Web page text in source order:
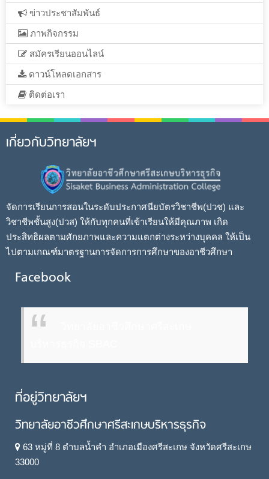
ข่าวประชาสัมพันธ์
ภาพกิจกรรม
สมัครเรียนออนไลน์
ดาวน์โหลดเอกสาร
ติดต่อเรา
เกี่ยวกับวิทยาลัยฯ
จัดการเรียนการสอนในระดับประกาศนียบัตรวิชาชีพ(ปวช) และ
วิชาชีพชั้นสูง(ปวส) ให้กับทุกคนที่เข้าเรียนให้มีคุณภาพ เกิด
ประสิทธิผลตามศักยภาพและความแตกต่างระหว่างบุคคล ให้เป็น
ไปตามเกณฑ์มาตรฐานการจัดการการศึกษาของอาชีวศึกษา
Facebook
ที่อยู่วิทยาลัยฯ
วิทยาลัยอาชีวศึกษาศรีสะเกษบริหารธุรกิจ
63 หมู่ที่ 8 ตำบลน้ำคำ อำเภอเมืองศรีสะเกษ จังหวัดศรีสะเกษ
33000